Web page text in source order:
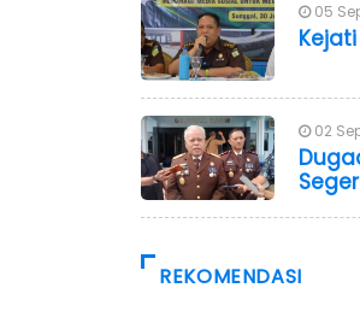
05
02
REKOMENDASI